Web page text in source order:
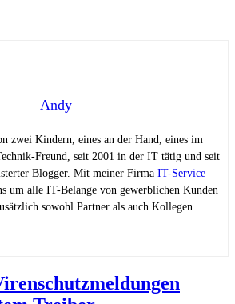
Andy
zwei Kindern, eines an der Hand, eines im
Freund, seit 2001 in der IT tätig und seit
Blogger. Mit meiner Firma IT-Service
um alle IT-Belange von gewerblichen Kunden
sowohl Partner als auch Kollegen.